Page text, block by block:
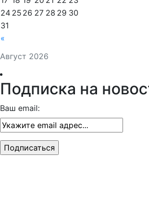
Август 2026
«
24 25 26 27 28 29 30
31
Подписка на
Ваш email: